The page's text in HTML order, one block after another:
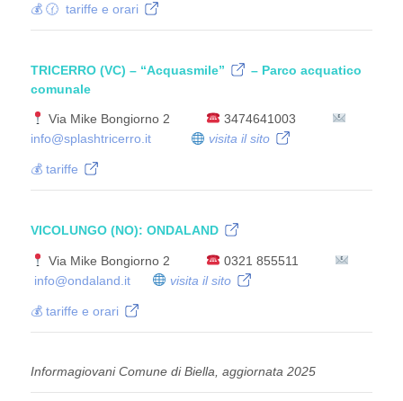
💰 🕜 tariffe e orari
TRICERRO (VC) – “Acquasmile”
– Parco acquatico
comunale
Via Mike Bongiorno 2
3474641003
info@splashtricerro.it
visita il sito
💰 tariffe
VICOLUNGO (NO): ONDALAND
Via Mike Bongiorno 2
0321 855511
info@ondaland.it
visita il sito
💰 tariffe e orari
Informagiovani Comune di Biella, aggiornata 2025